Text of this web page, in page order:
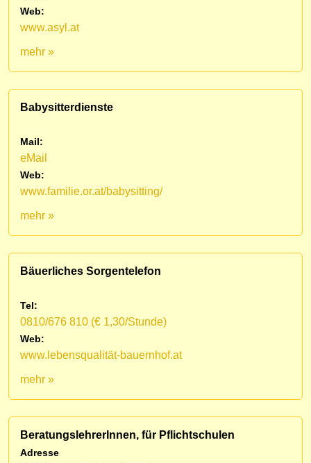
Web:
www.asyl.at
mehr »
Babysitterdienste
Mail:
eMail
Web:
www.familie.or.at/babysitting/
mehr »
Bäuerliches Sorgentelefon
Tel:
0810/676 810 (€ 1,30/Stunde)
Web:
www.lebensqualität-bauernhof.at
mehr »
BeratungslehrerInnen, für Pflichtschulen
Adresse